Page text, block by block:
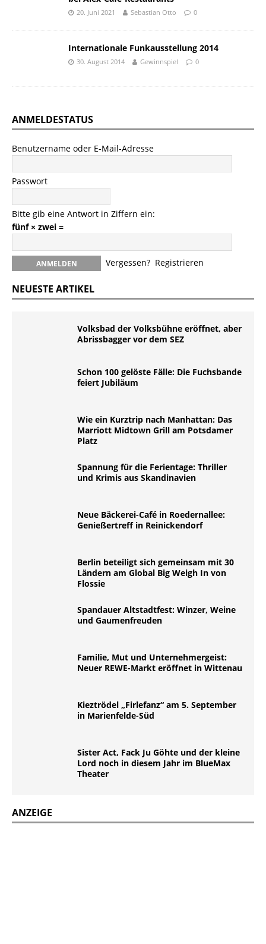
20. Juni 2021 Sebastian Otto 0
Internationale Funkausstellung 2014
30. August 2014 Gewinnspiel 0
ANMELDESTATUS
Benutzername oder E-Mail-Adresse
Passwort
Bitte gib eine Antwort in Ziffern ein:
fünf × zwei =
Vergessen? Registrieren
NEUESTE ARTIKEL
Volksbad der Volksbühne eröffnet, aber
Abrissbagger vor dem SEZ
Schon 100 gelöste Fälle: Die Fuchsbande
feiert Jubiläum
Wie ein Kurztrip nach Manhattan: Das
Marriott Midtown Grill am Potsdamer
Platz
Spannung für die Ferientage: Thriller
und Krimis aus Skandinavien
Neue Bäckerei-Café in Roedernallee:
Genießertreff in Reinickendorf
Berlin beteiligt sich gemeinsam mit 30
Ländern am Global Big Weigh In von
Flossie
Spandauer Altstadtfest: Winzer, Weine
und Gaumenfreuden
Familie, Mut und Unternehmergeist:
Neuer REWE-Markt eröffnet in Wittenau
Kieztrödel „Firlefanz“ am 5. September
in Marienfelde-Süd
Sister Act, Fack Ju Göhte und der kleine
Lord noch in diesem Jahr im BlueMax
Theater
ANZEIGE